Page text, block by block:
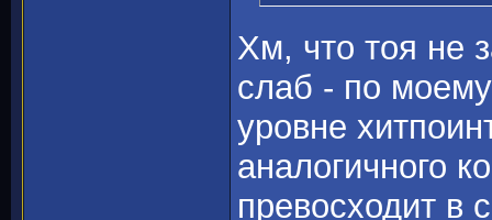
Хм, что тоя не
слаб - по
уровне
аналогичного
превосходит в